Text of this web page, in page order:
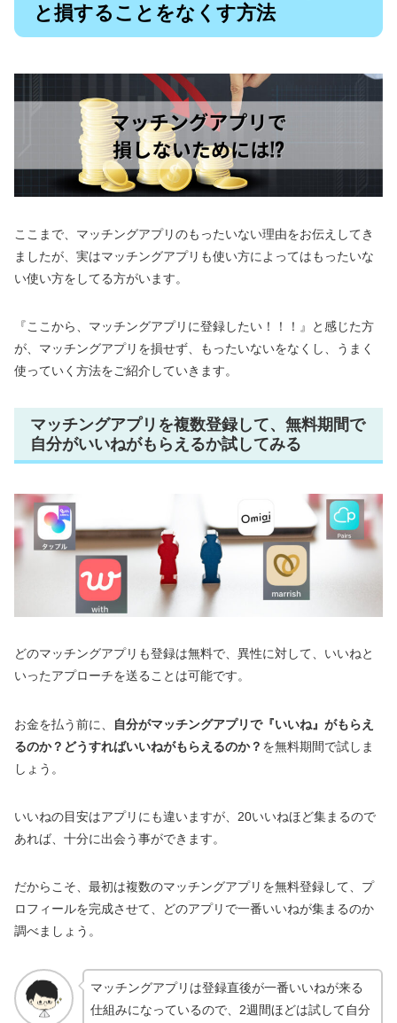
と損することをなくす方法
ここまで、マッチングアプリのもったいない理由をお伝えしてき
ましたが、実はマッチングアプリも使い方によってはもったいな
い使い方をしてる方がいます。
『ここから、マッチングアプリに登録したい！！！』と感じた方
が、マッチングアプリを損せず、もったいないをなくし、うまく
使っていく方法をご紹介していきます。
マッチングアプリを複数登録して、無料期間で
自分がいいねがもらえるか試してみる
どのマッチングアプリも登録は無料で、異性に対して、いいねと
いったアプローチを送ることは可能です。
お金を払う前に、
自分がマッチングアプリで『いいね』がもらえ
るのか？どうすればいいねがもらえるのか？ を無料期間で試しま
しょう。
いいねの目安はアプリにも違いますが、20いいねほど集まるので
あれば、十分に出会う事ができます。
だからこそ、最初は複数のマッチングアプリを無料登録して、プ
ロフィールを完成させて、どのアプリで一番いいねが集まるのか
調べましょう。
マッチングアプリは登録直後が一番いいねが来る
仕組みになっているので、2週間ほどは試して自分